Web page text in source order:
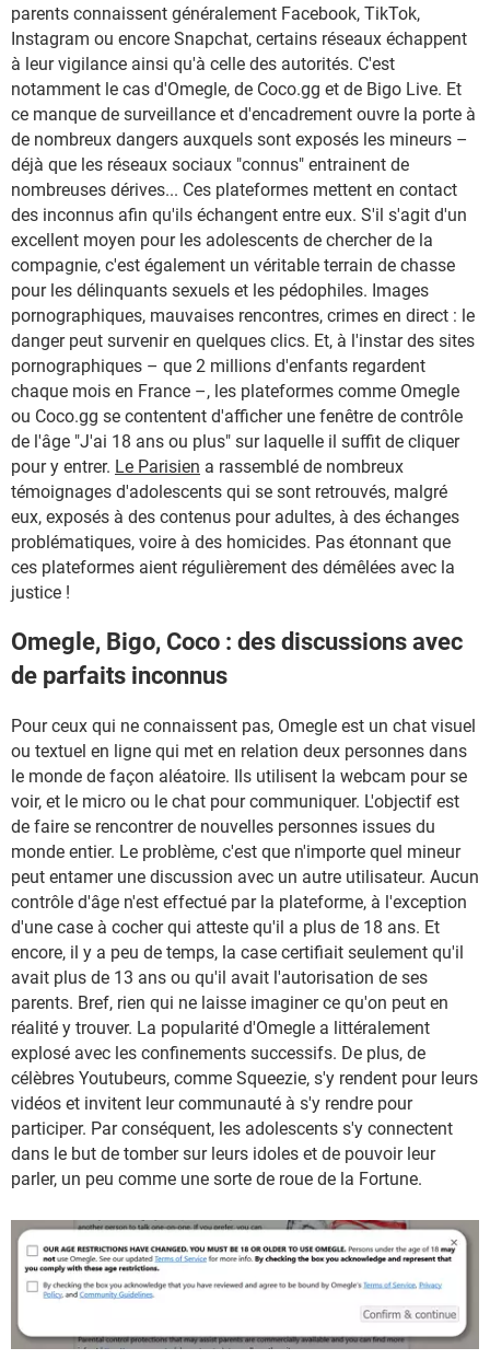
parents connaissent généralement Facebook, TikTok,
Instagram ou encore Snapchat, certains réseaux échappent
à leur vigilance ainsi qu'à celle des autorités. C'est
notamment le cas d'Omegle, de Coco.gg et de Bigo Live. Et
ce manque de surveillance et d'encadrement ouvre la porte à
de nombreux dangers auxquels sont exposés les mineurs –
déjà que les réseaux sociaux "connus" entrainent de
nombreuses dérives... Ces plateformes mettent en contact
des inconnus afin qu'ils échangent entre eux. S'il s'agit d'un
excellent moyen pour les adolescents de chercher de la
compagnie, c'est également un véritable terrain de chasse
pour les délinquants sexuels et les pédophiles. Images
pornographiques, mauvaises rencontres, crimes en direct : le
danger peut survenir en quelques clics. Et, à l'instar des sites
pornographiques – que 2 millions d'enfants regardent
chaque mois en France –, les plateformes comme Omegle
ou Coco.gg se contentent d'afficher une fenêtre de contrôle
de l'âge "J'ai 18 ans ou plus" sur laquelle il suffit de cliquer
pour y entrer. Le Parisien a rassemblé de nombreux
témoignages d'adolescents qui se sont retrouvés, malgré
eux, exposés à des contenus pour adultes, à des échanges
problématiques, voire à des homicides. Pas étonnant que
ces plateformes aient régulièrement des démêlées avec la
justice !
Omegle, Bigo, Coco : des discussions avec
de parfaits inconnus
Pour ceux qui ne connaissent pas, Omegle est un chat visuel
ou textuel en ligne qui met en relation deux personnes dans
le monde de façon aléatoire. Ils utilisent la webcam pour se
voir, et le micro ou le chat pour communiquer. L'objectif est
de faire se rencontrer de nouvelles personnes issues du
monde entier. Le problème, c'est que n'importe quel mineur
peut entamer une discussion avec un autre utilisateur. Aucun
contrôle d'âge n'est effectué par la plateforme, à l'exception
d'une case à cocher qui atteste qu'il a plus de 18 ans. Et
encore, il y a peu de temps, la case certifiait seulement qu'il
avait plus de 13 ans ou qu'il avait l'autorisation de ses
parents. Bref, rien qui ne laisse imaginer ce qu'on peut en
réalité y trouver. La popularité d'Omegle a littéralement
explosé avec les confinements successifs. De plus, de
célèbres Youtubeurs, comme Squeezie, s'y rendent pour leurs
vidéos et invitent leur communauté à s'y rendre pour
participer. Par conséquent, les adolescents s'y connectent
dans le but de tomber sur leurs idoles et de pouvoir leur
parler, un peu comme une sorte de roue de la Fortune.